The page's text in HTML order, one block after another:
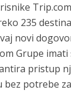
235
novi
Grupe
pristup
potrebe